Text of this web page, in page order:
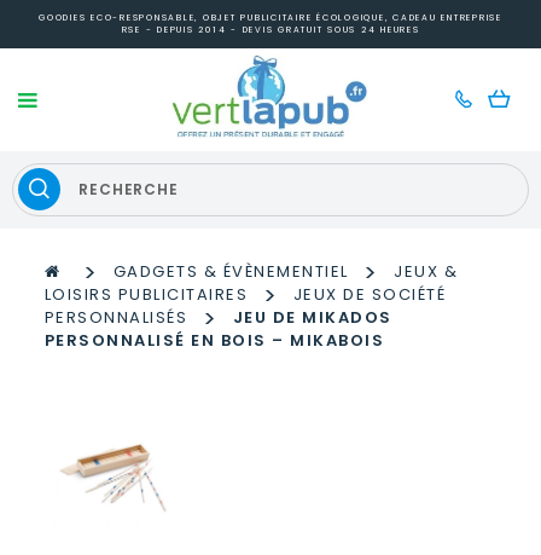
GOODIES ECO-RESPONSABLE, OBJET PUBLICITAIRE ÉCOLOGIQUE, CADEAU ENTREPRISE
RSE - DEPUIS 2014 - DEVIS GRATUIT SOUS 24 HEURES
> GADGETS & ÉVÈNEMENTIEL >
JEUX &
LOISIRS PUBLICITAIRES
>
JEUX DE SOCIÉTÉ
PERSONNALISÉS
>
JEU DE MIKADOS
PERSONNALISÉ EN BOIS – MIKABOIS